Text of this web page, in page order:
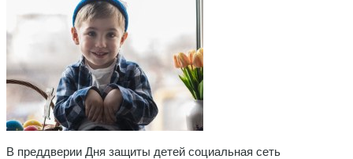
В преддверии Дня защиты детей социальная сеть